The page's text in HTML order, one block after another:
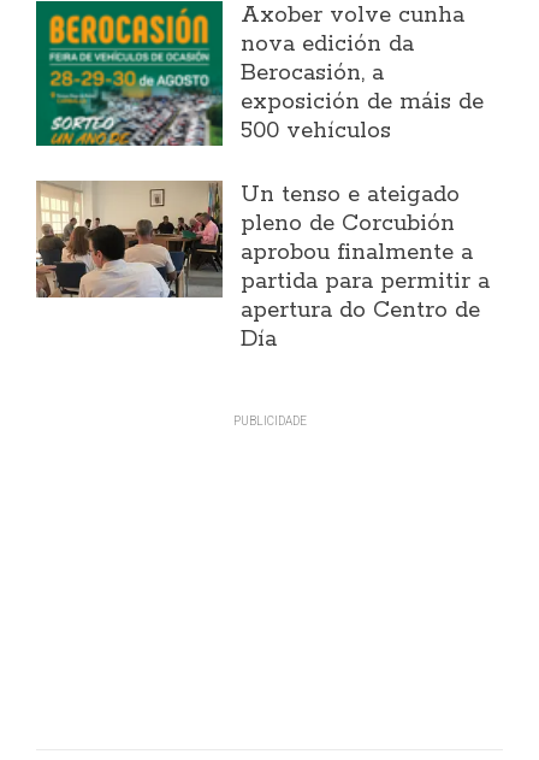
Axober volve cunha
nova edición da
Berocasión, a
exposición de máis de
500 vehículos
Un tenso e ateigado
pleno de Corcubión
aprobou finalmente a
partida para permitir a
apertura do Centro de
Día